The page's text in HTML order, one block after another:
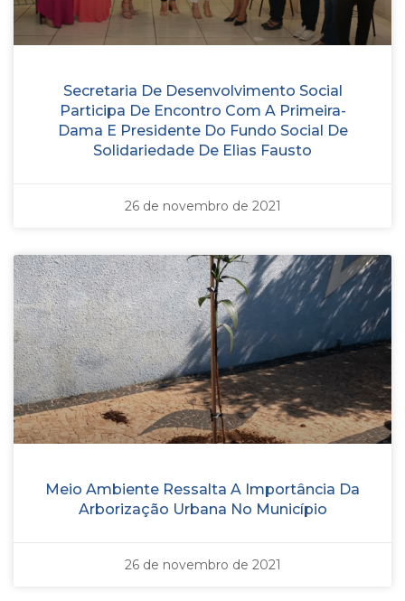
Secretaria De Desenvolvimento Social
Participa De Encontro Com A Primeira-
Dama E Presidente Do Fundo Social De
Solidariedade De Elias Fausto
26 de novembro de 2021
Meio Ambiente Ressalta A Importância Da
Arborização Urbana No Município
26 de novembro de 2021